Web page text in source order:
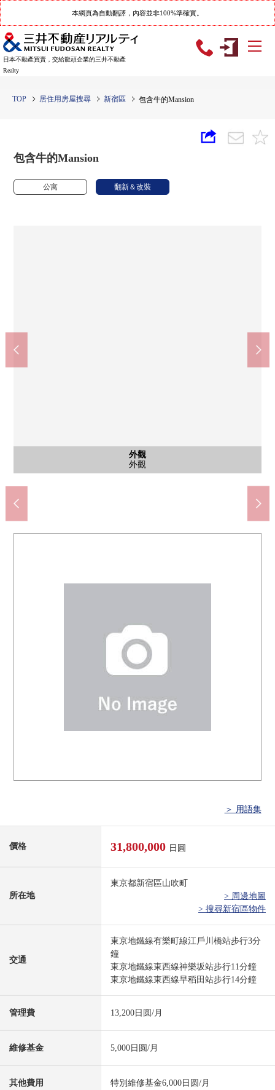
本網頁為自動翻譯，內容並非100%準確實。
日本不動產買賣，交給龍頭企業的三井不動產
Realty
TOP 居住用房屋搜尋 新宿區 包含牛的Mansion
包含牛的Mansion
公寓 翻新＆改裝
外觀
外觀
客廳
客廳
廚房
廚房
廚房
廚房
廚房
廚房
廚房
廚房
廚房
洗碗機
洗臉
洗臉
公共汽車
公共汽車
廁所
廁所
收納
收納
其他
室內
其他
陽台
室內
室內
其他
室內
室內
室內
門口
門口
入口
入口
其他
宅配保管櫃
其他當地
腳踏車停放處
其他當地
摩托車場地
風景
始自於住戸的風景
風景
始自於住戸的風景
停車場
停車場
外觀
外觀
全家便利店江戶川橋站西店(約100m)
步行2分鐘
共MODI飯田江戶川橋商店(約210m)
步行3分鐘
藥之福太郎江戶川橋商店(約330m)
步行5分鐘
7-Eleven江戶川橋商店(約340m)
步行5分鐘
＞ 用語集
價格 31,800,000 日圓
所在地
東京都新宿區山吹町
> 周邊地圖
> 搜尋新宿區物件
交通
東京地鐵線有樂町線江戶川橋站步行3分
鐘
東京地鐵線東西線神樂坂站步行11分鐘
東京地鐵線東西線早稻田站步行14分鐘
管理費 13,200日圆/月
維修基金 5,000日圆/月
其他費用 特別維修基金6,000日圆/月